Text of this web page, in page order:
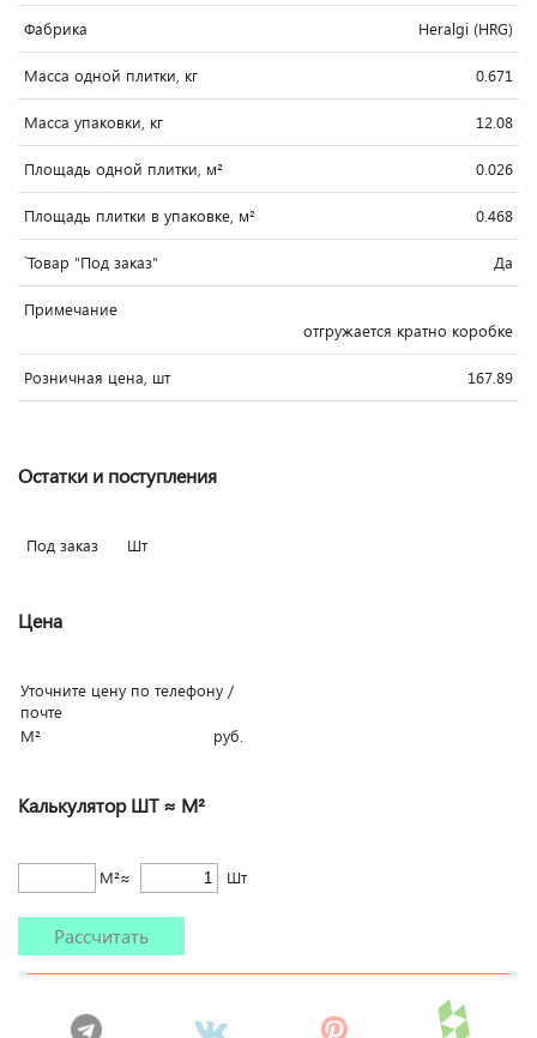
Фабрика Heralgi (HRG)
Масса одной плитки, кг 0.671
Масса упаковки, кг 12.08
Площадь одной плитки, м² 0.026
Площадь плитки в упаковке, м² 0.468
`Товар "Под заказ" Да
Примечание
отгружается кратно коробке
Розничная цена, шт 167.89
Остатки и поступления
Под заказ Шт
Цена
Уточните цену по телефону /
почте
М²
руб.
Калькулятор ШТ ≈ М²
М²≈ Шт
Рассчитать